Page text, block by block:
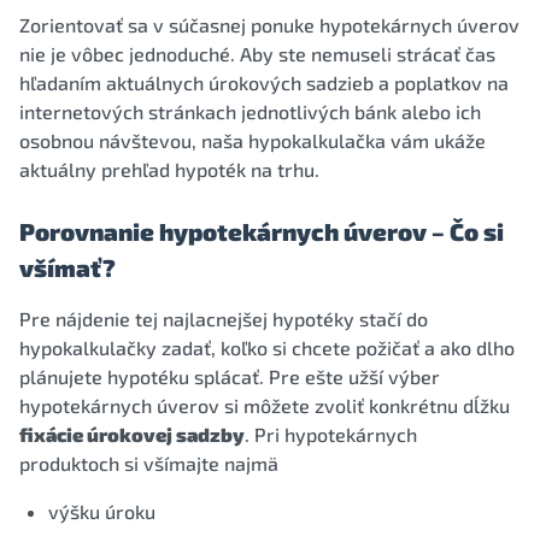
Zorientovať sa v súčasnej ponuke hypotekárnych úverov
nie je vôbec jednoduché. Aby ste nemuseli strácať čas
hľadaním aktuálnych úrokových sadzieb a poplatkov na
internetových stránkach jednotlivých bánk alebo ich
osobnou návštevou, naša hypokalkulačka vám ukáže
aktuálny prehľad hypoték na trhu.
Porovnanie hypotekárnych úverov – Čo si
všímať?
Pre nájdenie tej najlacnejšej hypotéky stačí do
hypokalkulačky zadať, koľko si chcete požičať a ako dlho
plánujete hypotéku splácať. Pre ešte užší výber
hypotekárnych úverov si môžete zvoliť konkrétnu dĺžku
fixácie úrokovej sadzby. Pri hypotekárnych
produktoch si všímajte najmä
výšku úroku